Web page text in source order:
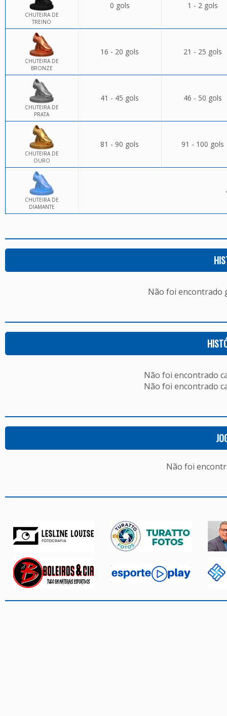
CHUTEIRA DE
TREINO
0 gols 1 - 2 gols
CHUTEIRA DE
BRONZE
16 - 20 gols 21 - 25 gols
CHUTEIRA DE
PRATA
41 - 45 gols 46 - 50 gols
CHUTEIRA DE
OURO
81 - 90 gols 91 - 100 gols
CHUTEIRA DE
DIAMANTE
Não foi encontrado
Não foi encontrado
Não foi encontrado
Não foi